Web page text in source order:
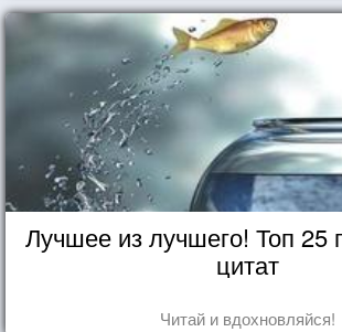
Лучшее из лучшего! Топ 25
цитат
Читай и вдохновляйся!